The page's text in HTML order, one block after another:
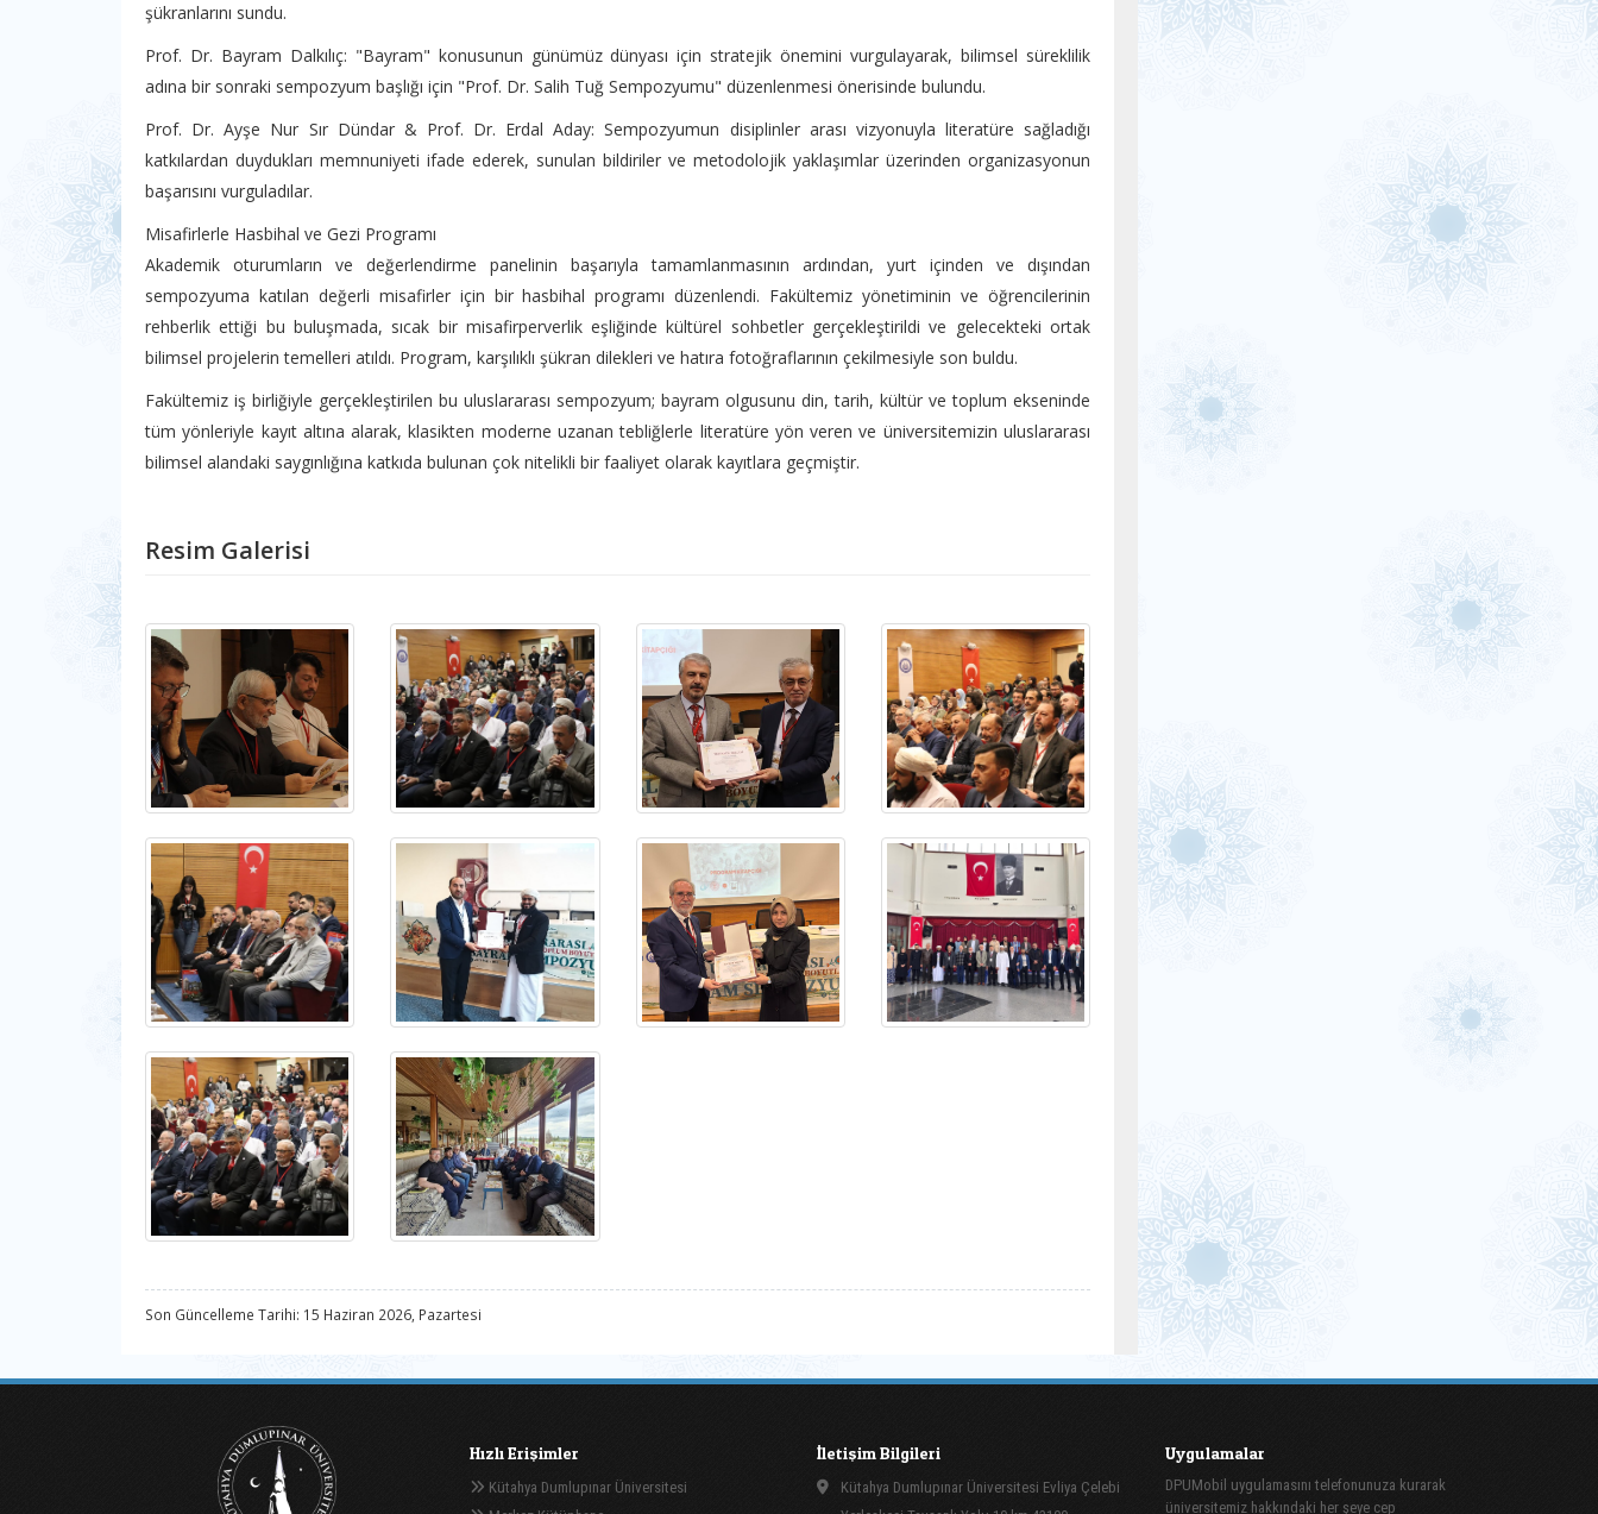
şükranlarını sundu.
Prof. Dr. Bayram Dalkılıç: "Bayram" konusunun günümüz dünyası için stratejik önemini vurgulayarak, bilimsel süreklilik
adına bir sonraki sempozyum başlığı için "Prof. Dr. Salih Tuğ Sempozyumu" düzenlenmesi önerisinde bulundu.
Prof. Dr. Ayşe Nur Sır Dündar & Prof. Dr. Erdal Aday: Sempozyumun disiplinler arası vizyonuyla literatüre sağladığı
katkılardan duydukları memnuniyeti ifade ederek, sunulan bildiriler ve metodolojik yaklaşımlar üzerinden organizasyonun
başarısını vurguladılar.
Misafirlerle Hasbihal ve Gezi Programı
Akademik oturumların ve değerlendirme panelinin başarıyla tamamlanmasının ardından, yurt içinden ve dışından
sempozyuma katılan değerli misafirler için bir hasbihal programı düzenlendi. Fakültemiz yönetiminin ve öğrencilerinin
rehberlik ettiği bu buluşmada, sıcak bir misafirperverlik eşliğinde kültürel sohbetler gerçekleştirildi ve gelecekteki ortak
bilimsel projelerin temelleri atıldı. Program, karşılıklı şükran dilekleri ve hatıra fotoğraflarının çekilmesiyle son buldu.
Fakültemiz iş birliğiyle gerçekleştirilen bu uluslararası sempozyum; bayram olgusunu din, tarih, kültür ve toplum ekseninde
tüm yönleriyle kayıt altına alarak, klasikten moderne uzanan tebliğlerle literatüre yön veren ve üniversitemizin uluslararası
bilimsel alandaki saygınlığına katkıda bulunan çok nitelikli bir faaliyet olarak kayıtlara geçmiştir.
Resim Galerisi
Son Güncelleme Tarihi: 15 Haziran 2026, Pazartesi
Hızlı Erişimler
Kütahya Dumlupınar Üniversitesi
İletişim Bilgileri
Kütahya Dumlupınar Üniversitesi Evliya Çelebi
Uygulamalar
DPUMobil uygulamasını telefonunuza kurarak
üniversitemiz hakkındaki her şeye cep